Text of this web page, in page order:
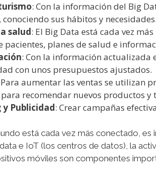
: Con la información del Big
conociendo sus hábitos y necesidades.
salud: El Big Data está cada vez
pacientes, planes de salud e
: Con la información actualizada
con unos presupuestos ajustados.
Para aumentar las ventas se utilizan
recomendar nuevos productos y
Publicidad: Crear campañas
está cada vez más conectado,
e IoT (los centros de datos), la
móviles son componentes